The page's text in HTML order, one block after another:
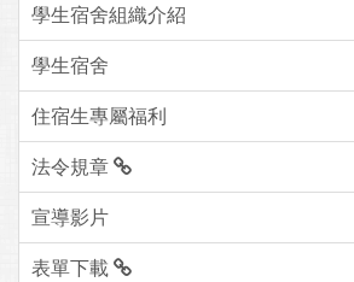
學生宿舍組織介紹
學生宿舍
住宿生專屬福利
法令規章
宣導影片
表單下載